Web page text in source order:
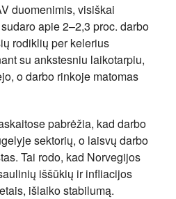
duomenimis, visiškai
apie 2–2,3 proc. darbo
rodiklių per kelerius
su ankstesniu laikotarpiu,
o darbo rinkoje matomas
pabrėžia, kad darbo
sektorių, o laisvų darbo
Tai rodo, kad Norvegijos
iššūkių ir infliacijos
išlaiko stabilumą.